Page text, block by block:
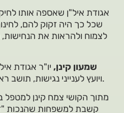
אגודת איל"ן שאספה אותו
שכל כך היה זקוק להם,
לצמוח ולהראות את
שמעון קינן, יו"ר אגודת
ויועץ לענייני נגישות, תושב ראשון לציון נשוי ואב ל7 ילדים.
מתוך הקושי צמח קינן למטפל
קשבת למשפחות שהנכות